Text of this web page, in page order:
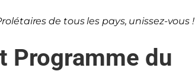
de tous les pays, unissez-vous !
Programme du